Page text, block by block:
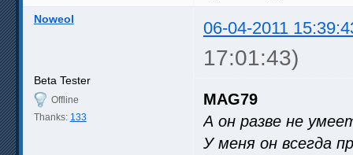
Noweol 06-04-2011
17:01:43)
Beta Tester
Offline
Thanks: 133
MAG79
А он разве не
У меня он всегда